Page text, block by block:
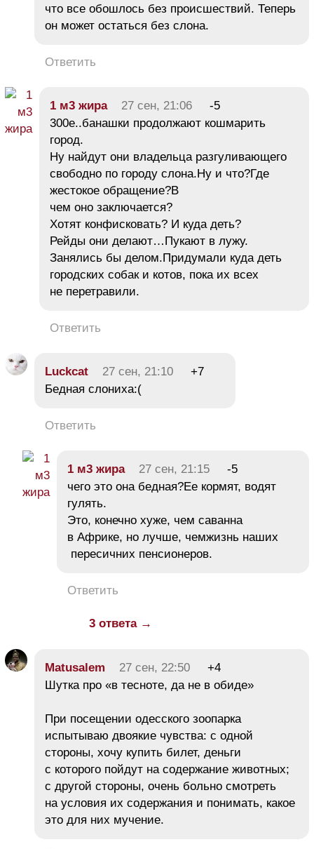
что все обошлось без происшествий. Теперь
он может остаться без слона.
Ответить
1 м3 жира 27 сен, 21:06
-5
300е..банашки продолжают кошмарить
город.
Ну найдут они владельца разгуливающего
свободно по городу слона.Ну и что?Где
жестокое обращение?В
чем оно заключается?
Хотят конфисковать? И куда деть?
Рейды они делают…Пукают в лужу.
Занялись бы делом.Придумали куда деть
городских собак и котов, пока их всех
не перетравили.
Ответить
Luckcat 27 сен, 21:10
+7
Бедная слониха:(
Ответить
1 м3 жира 27 сен, 21:15
-5
чего это она бедная?Ее кормят, водят
гулять.
Это, конечно хуже, чем саванна
в Африке, но лучше, чемжизнь наших
пересичних пенсионеров.
Ответить
3 ответа →
Matusalem 27 сен, 22:50
+4
Шутка про «в тесноте, да не в обиде»
При посещении одесского зоопарка
испытываю двоякие чувства: с одной
стороны, хочу купить билет, деньги
с которого пойдут на содержание животных;
с другой стороны, очень больно смотреть
на условия их содержания и понимать, какое
это для них мучение.